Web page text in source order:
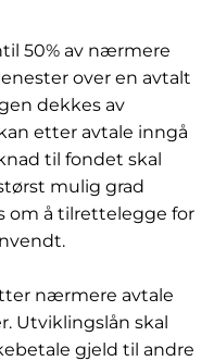
50% av nærmere
over en avtalt
dekkes av
etter avtale inngå
til fondet skal
mulig grad
om å tilrettelegge for
nærmere avtale
Utviklingslån skal
gjeld til andre